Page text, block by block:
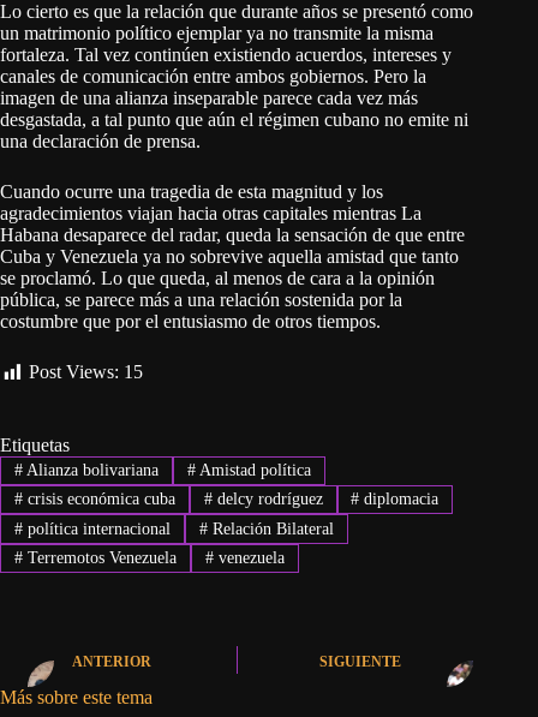
Lo cierto es que la relación que durante años se presentó como
un matrimonio político ejemplar ya no transmite la misma
fortaleza. Tal vez continúen existiendo acuerdos, intereses y
canales de comunicación entre ambos gobiernos. Pero la
imagen de una alianza inseparable parece cada vez más
desgastada, a tal punto que aún el régimen cubano no emite ni
una declaración de prensa.
Cuando ocurre una tragedia de esta magnitud y los
agradecimientos viajan hacia otras capitales mientras La
Habana desaparece del radar, queda la sensación de que entre
Cuba y Venezuela ya no sobrevive aquella amistad que tanto
se proclamó. Lo que queda, al menos de cara a la opinión
pública, se parece más a una relación sostenida por la
costumbre que por el entusiasmo de otros tiempos.
Post Views: 15
Etiquetas
#Alianza bolivariana #Amistad política
#crisis económica cuba #delcy rodríguez # diplomacia
#política internacional #Relación Bilateral
#Terremotos Venezuela #venezuela
ANTERIOR SIGUIENTE
Más sobre este tema